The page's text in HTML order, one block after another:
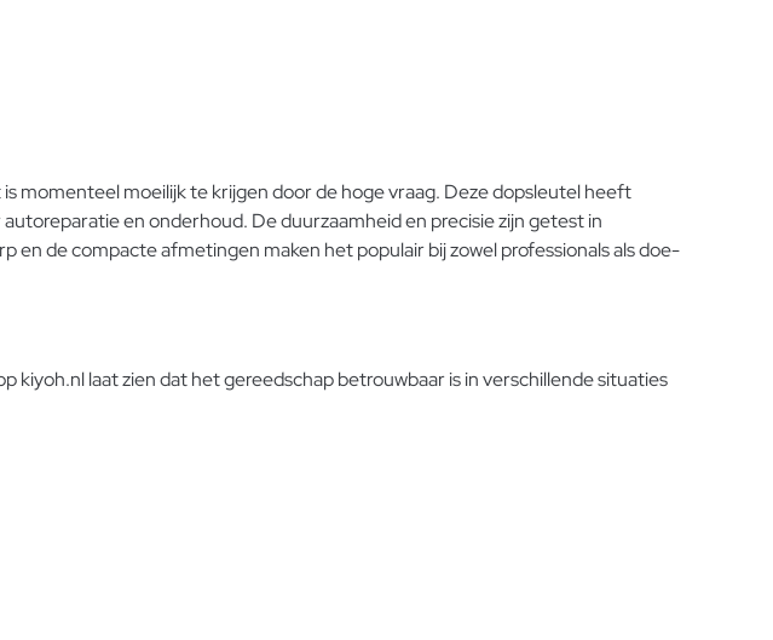
momenteel moeilijk te krijgen door de hoge vraag. Deze dopsleutel heeft
en onderhoud. De duurzaamheid en precisie zijn getest in
de compacte afmetingen maken het populair bij zowel professionals als doe-
kiyoh.nl laat zien dat het gereedschap betrouwbaar is in verschillende situaties